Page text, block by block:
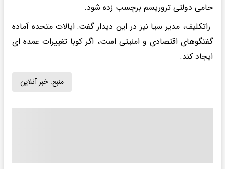
حامی دولتی تروریسم برچسب زده شود.
راتکلیف، مدیر سیا نیز در این دیدار گفت: ایالات متحده آماده
گفتگوهای اقتصادی و امنیتی است، اگر کوبا تغییرات عمده ای
ایجاد کند.
منبع: خبر آنلاین